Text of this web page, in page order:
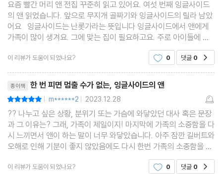
요즘 빨간 머리 앤 전집 꾸준히 읽고 있어요. 여섯 번째 잉글사이드
의 앤 읽었습니다. 앞으로 무지개 골짜기와 잉글사이드의 릴라 남았
어요 잉글사이드는 난롯가라는 뜻입니다 잉글사이드에서 앤에게
가족이 많이 생겨요. 그에 맞는 집이 필요하고요. 주로 아이들에 대
다면 이번 잉글사이드의 앤은 부
이 리뷰가 도움이 되었나요? 0 댓글 0
종이책 한 번 피면 멈출 수가 없는, 잉글사이드의 앤
| m******2 | 2023.12.28
?? 나누고 싶은 상황, 분위기 또는 가슴에 와닿았던 대사 혹은 문장
과 그 이유는? 그래, 가족이 제일이지! 마지막에 가족의 소중함을 다
시 느끼면서 앤이 하는 말이 너무 와닿았습니다. 아주 잠깐 길버트와
오해로 인해 기분이 좋지 않았음에도 다시 한번 가족의 소중함을 느
끼면서 가족이 제일 소중하다고 이야기하는 앤의 말에 저 또한 가족
의 소중함을 다시 생각해
이 리뷰가 도움이 되었나요? 0 댓글 0